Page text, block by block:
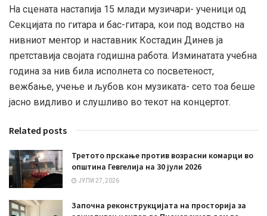
На сцената настапија 15 млади музичари- ученици од
Секцијата по гитара и бас-гитара, кои под водство на
нивниот ментор и наставник Костадин Динев ја
претставија својата годишна работа. Изминатата учебна
година за нив била исполнета со посветеност,
вежбање, учење и љубов кон музиката- сето тоа беше
јасно видливо и слушливо во текот на концертот.
Related posts
Третото прскање против возрасни комарци во
општина Гевгелија на 30 јули 2026
ЈУЛИ 27, 2026
Започна реконструкцијата на просторија за